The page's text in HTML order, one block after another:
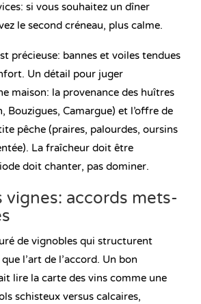
si vous souhaitez un dîner
le second créneau, plus calme.
précieuse: bannes et voiles tendues
Un détail pour juger
maison: la provenance des huîtres
Bouzigues, Camargue) et l’offre de
pêche (praires, palourdes, oursins
La fraîcheur doit être
doit chanter, pas dominer.
vignes: accords mets-
de vignobles qui structurent
l’art de l’accord. Un bon
lire la carte des vins comme une
schisteux versus calcaires,